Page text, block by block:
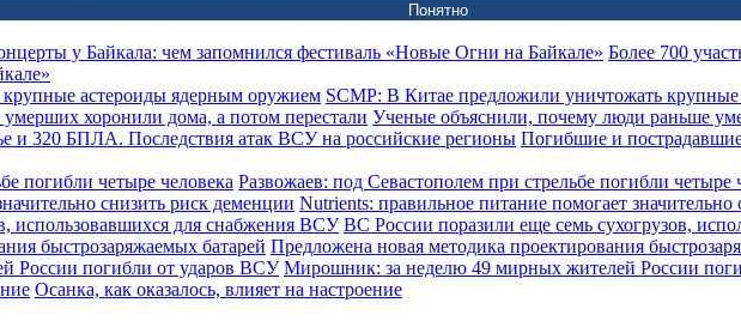
Понятно
Более 700
SCMP: В Китае предложили уничтожать
Ученые объяснили, почему люди раньше
Погибшие и
Развожаев: под Севастополем при стрельбе погибли четыре
Nutrients: правильное питание помогает
ВС России поразили еще семь сухогрузов,
Предложена новая методика проектирования
Мирошник: за неделю 49 мирных жителей России
Осанка, как оказалось, влияет на настроение